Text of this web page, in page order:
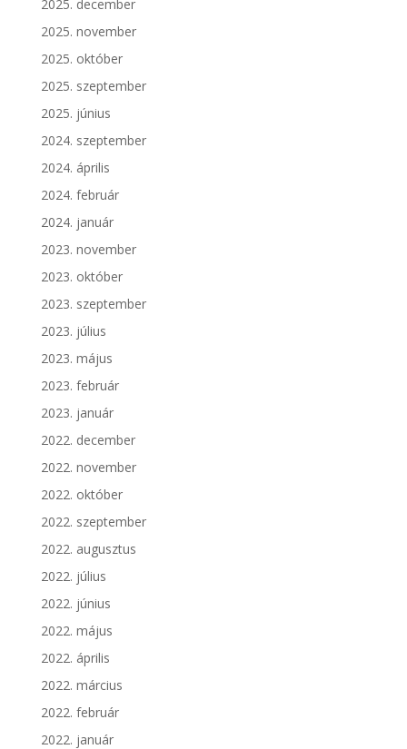
2025. december
2025. november
2025. október
2025. szeptember
2025. június
2024. szeptember
2024. április
2024. február
2024. január
2023. november
2023. október
2023. szeptember
2023. július
2023. május
2023. február
2023. január
2022. december
2022. november
2022. október
2022. szeptember
2022. augusztus
2022. július
2022. június
2022. május
2022. április
2022. március
2022. február
2022. január